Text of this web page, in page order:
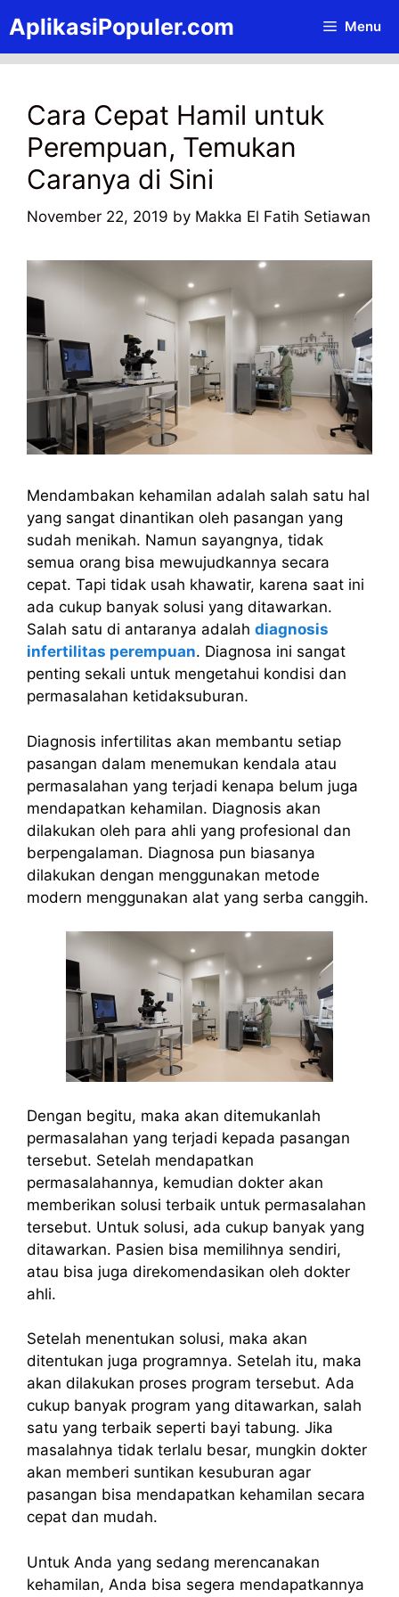
to
content
AplikasiPopuler.com Menu
Cara Cepat Hamil untuk
Perempuan, Temukan
Caranya di Sini
November 22, 2019 by Makka El Fatih Setiawan
Mendambakan kehamilan adalah salah satu hal
yang sangat dinantikan oleh pasangan yang
sudah menikah. Namun sayangnya, tidak
semua orang bisa mewujudkannya secara
cepat. Tapi tidak usah khawatir, karena saat ini
ada cukup banyak solusi yang ditawarkan.
Salah satu di antaranya adalah diagnosis
infertilitas perempuan. Diagnosa ini sangat
penting sekali untuk mengetahui kondisi dan
permasalahan ketidaksuburan.
Diagnosis infertilitas akan membantu setiap
pasangan dalam menemukan kendala atau
permasalahan yang terjadi kenapa belum juga
mendapatkan kehamilan. Diagnosis akan
dilakukan oleh para ahli yang profesional dan
berpengalaman. Diagnosa pun biasanya
dilakukan dengan menggunakan metode
modern menggunakan alat yang serba canggih.
Dengan begitu, maka akan ditemukanlah
permasalahan yang terjadi kepada pasangan
tersebut. Setelah mendapatkan
permasalahannya, kemudian dokter akan
memberikan solusi terbaik untuk permasalahan
tersebut. Untuk solusi, ada cukup banyak yang
ditawarkan. Pasien bisa memilihnya sendiri,
atau bisa juga direkomendasikan oleh dokter
ahli.
Setelah menentukan solusi, maka akan
ditentukan juga programnya. Setelah itu, maka
akan dilakukan proses program tersebut. Ada
cukup banyak program yang ditawarkan, salah
satu yang terbaik seperti bayi tabung. Jika
masalahnya tidak terlalu besar, mungkin dokter
akan memberi suntikan kesuburan agar
pasangan bisa mendapatkan kehamilan secara
cepat dan mudah.
Untuk Anda yang sedang merencanakan
kehamilan, Anda bisa segera mendapatkannya